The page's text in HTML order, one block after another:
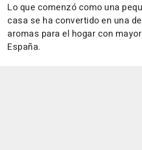
Lo que comenzó como una
casa se ha convertido en una
aromas para el hogar con
España.